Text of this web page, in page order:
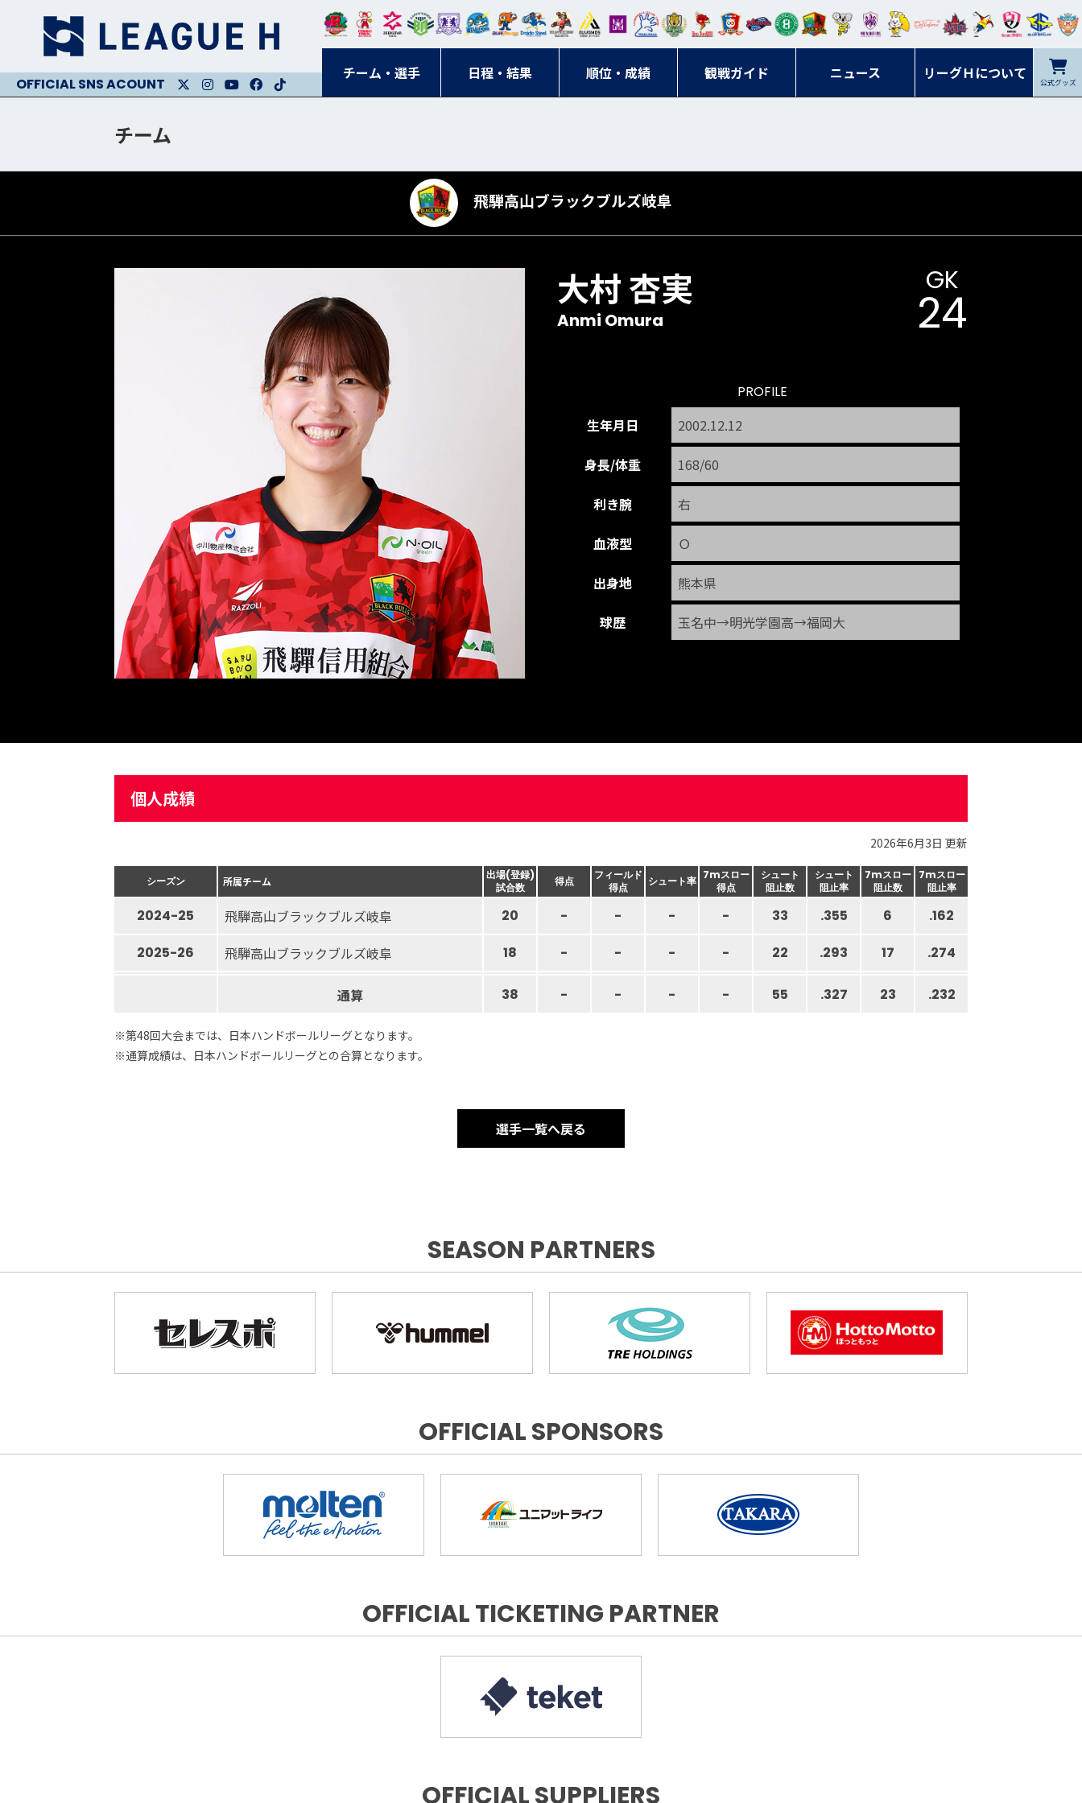
チーム・選手 日程・結果 順位・成績 観戦ガイド ニュース リーグＨについて 公式グッズ
東日
本レ
ガロ
オー
ソル
埼玉
クス
ター
東京
BM
ドリ
ーム
ス
寺ブ
ルー
サン
ーフ
ァル
コン
ニッ キン
ス大
阪
エゾハン
ンウ
ルヴ
ス福
ルネ コラ
ンマ
ーレ
ービ
ー石
ック 名古
オレ
ット
ツ
フォ
ーレ
岡山
イプ
ルレ
ッズ
シラ トピ
ンデ
ィー
クヤ
鹿児
島
チーム
飛騨高山ブラックブルズ岐阜
大村 杏実
Anmi Omura
GK
24
生年月日 2002.12.12
身長/体重 168/60
利き腕 右
血液型 Ｏ
出身地 熊本県
球歴 玉名中→明光学園高→福岡大
PROFILE
個人成績
2026年6月3日 更新
シーズン 所属チーム
出場(登録)
試合数
得点
フィールド
得点
シュート率 7mスロー
得点
シュート
阻止数
シュート
阻止率
7mスロー
阻止数
7mスロー
阻止率
2024-25 飛騨高山ブラックブルズ岐阜 20 - - - - 33 .355 6
.162
2025-26
飛騨高山ブラックブルズ岐阜 18 - - - - 22 .293 17 .274
通算 38 - - - - 55 .327 23 .232
※第48回大会までは、日本ハンドボールリーグとなります。
※通算成績は、日本ハンドボールリーグとの合算となります。
選手一覧へ戻る
SEASON PARTNERS
OFFICIAL SPONSORS
OFFICIAL TICKETING PARTNER
OFFICIAL SUPPLIERS